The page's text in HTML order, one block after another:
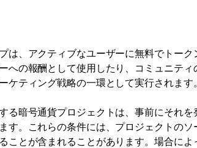
は、アクティブなユーザーに無料でトーク
への報酬として使用したり、コミュニティ
ティング戦略の一環として実行されます。
る暗号通貨プロジェクトは、事前にそれを
す。これらの条件には、プロジェクトのソ
ことが含まれることがあります。場合によ